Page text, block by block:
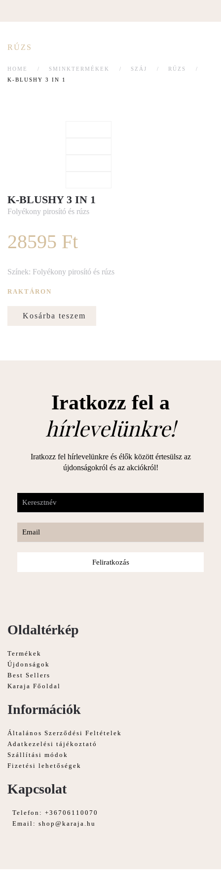
RÚZS
HOME SMINKTERMÉKEK SZÁJ
RÚZS
K-BLUSHY 3 IN 1
K-BLUSHY 3 IN 1
Folyékony pirosító és rúzs
28595 Ft
Színek: Folyékony pirosító és rúzs
RAKTÁRON
Kosárba teszem
Iratkozz fel a
hírlevelünkre!
Iratkozz fel hírlevelünkre és élők között értesülsz az
újdonságokról és az akciókról!
Feliratkozás
Oldaltérkép
Termékek
Újdonságok
Best Sellers
Karaja Főoldal
Információk
Általános Szerződési Feltételek
Adatkezelési tájékoztató
Szállítási módok
Fizetési lehetőségek
Kapcsolat
Telefon: +36706110070
Email: shop@karaja.hu